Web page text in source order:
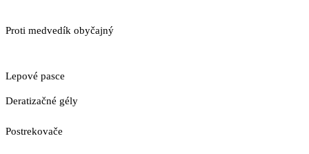
Proti medvedík obyčajný
Lepové pasce
Deratizačné gély
Postrekovače